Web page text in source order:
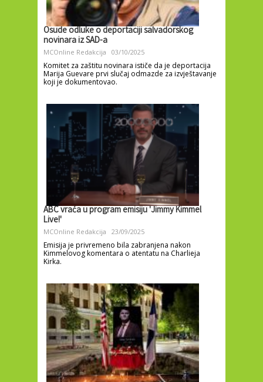
Osude odluke o deportaciji salvadorskog
novinara iz SAD-a
MCOnline Redakcija 03/10/2025
Komitet za zaštitu novinara ističe da je deportacija
Marija Guevare prvi slučaj odmazde za izvještavanje
koji je dokumentovao.
ABC vraća u program emisiju 'Jimmy Kimmel
Live!'
MCOnline Redakcija 23/09/2025
Emisija je privremeno bila zabranjena nakon
Kimmelovog komentara o atentatu na Charlieja
Kirka.